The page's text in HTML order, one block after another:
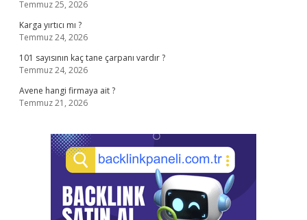
Temmuz 25, 2026
Karga yırtıcı mı ?
Temmuz 24, 2026
101 sayısının kaç tane çarpanı vardır ?
Temmuz 24, 2026
Avene hangi firmaya ait ?
Temmuz 21, 2026